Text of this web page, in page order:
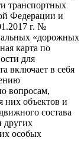
транспортных
Федерации и
г. №
«дорожных
карта по
для
включает в себя
вопросам,
них объектов и
состава
других
особых